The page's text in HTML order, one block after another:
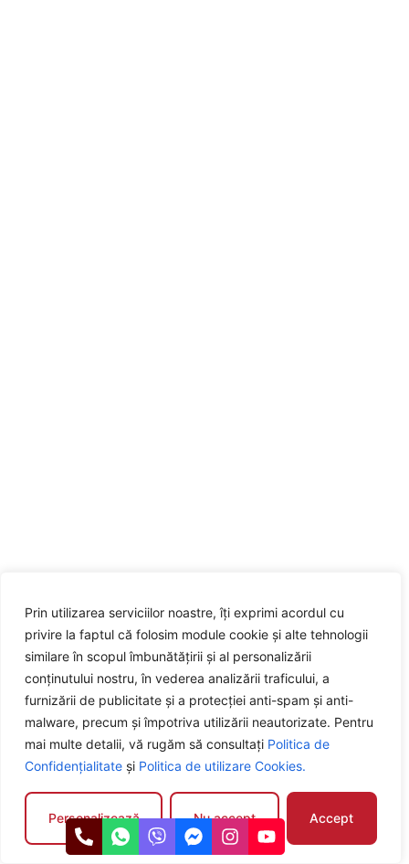
Prin utilizarea serviciilor noastre, îți exprimi acordul cu
privire la faptul că folosim module cookie și alte tehnologii
similare în scopul îmbunătățirii și al personalizării
conținutului nostru, în vederea analizării traficului, a
furnizării de publicitate și a protecției anti-spam și anti-
malware, precum și împotriva utilizării neautorizate. Pentru
mai multe detalii, vă rugăm să consultați Politica de
Confidențialitate și Politica de utilizare Cookies.
Personalizează Nu accept Accept